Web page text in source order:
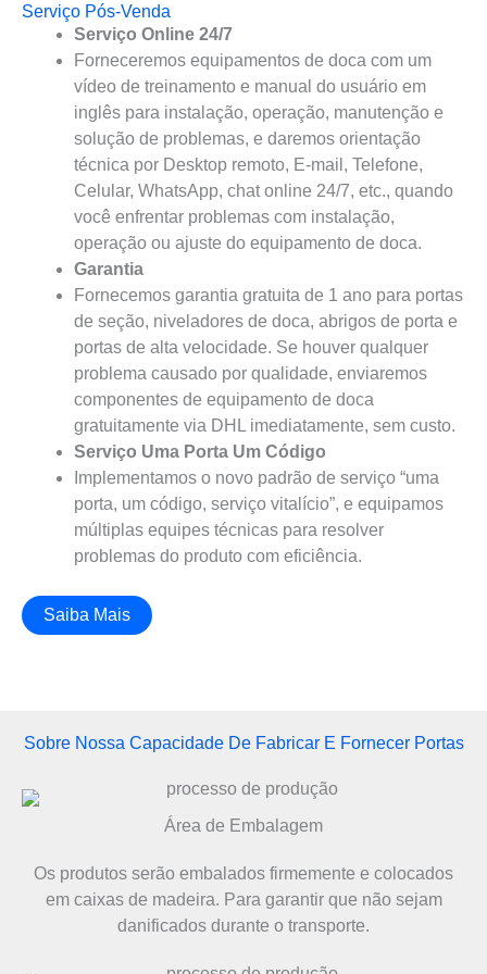
Serviço Pós-Venda
Serviço Online 24/7
Forneceremos equipamentos de doca com um
vídeo de treinamento e manual do usuário em
inglês para instalação, operação, manutenção e
solução de problemas, e daremos orientação
técnica por Desktop remoto, E-mail, Telefone,
Celular, WhatsApp, chat online 24/7, etc., quando
você enfrentar problemas com instalação,
operação ou ajuste do equipamento de doca.
Garantia
Fornecemos garantia gratuita de 1 ano para portas
de seção, niveladores de doca, abrigos de porta e
portas de alta velocidade. Se houver qualquer
problema causado por qualidade, enviaremos
componentes de equipamento de doca
gratuitamente via DHL imediatamente, sem custo.
Serviço Uma Porta Um Código
Implementamos o novo padrão de serviço “uma
porta, um código, serviço vitalício”, e equipamos
múltiplas equipes técnicas para resolver
problemas do produto com eficiência.
Saiba Mais
Sobre Nossa Capacidade De Fabricar E Fornecer Portas
Área de Embalagem
Os produtos serão embalados firmemente e colocados
em caixas de madeira. Para garantir que não sejam
danificados durante o transporte.